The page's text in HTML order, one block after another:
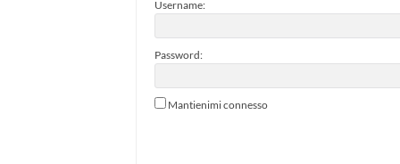
Username:
Password:
Mantienimi connesso